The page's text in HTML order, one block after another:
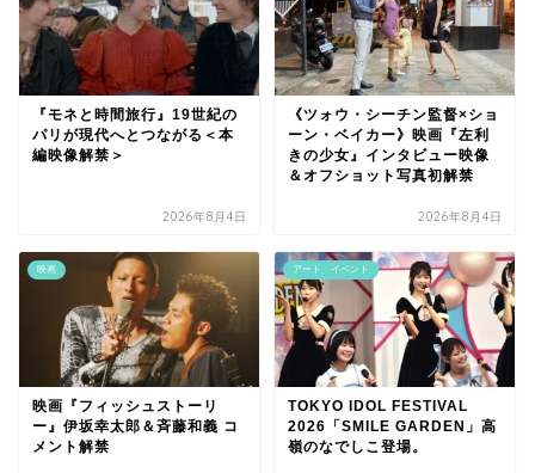
『モネと時間旅行』19世紀の
パリが現代へとつながる＜本
編映像解禁＞
2026年8月4日
《ツォウ・シーチン監督×ショ
ーン・ベイカー》映画『左利
きの少女』インタビュー映像
＆オフショット写真初解禁
2026年8月4日
映画
映画『フィッシュストーリ
ー』伊坂幸太郎＆斉藤和義 コ
メント解禁
アート イベント
TOKYO IDOL FESTIVAL
2026「SMILE GARDEN」高
嶺のなでしこ登場。